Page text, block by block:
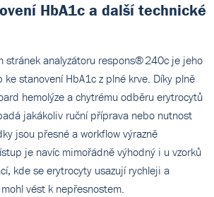
HbA1c a další technické
stránek analyzátoru respons® 240c je jeho
stanovení HbA1c z plné krve. Díky plně
hemolýze a chytrému odběru erytrocytů
jakákoliv ruční příprava nebo nutnost
jsou přesné a workflow výrazně
je navíc mimořádně výhodný i u vzorků
kde se erytrocyty usazují rychleji a
vést k nepřesnostem.